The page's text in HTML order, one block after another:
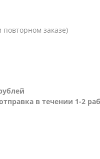
заказе)
тправка в течении 1-2